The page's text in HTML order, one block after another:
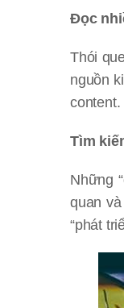
Đọc
Thói
nguồn
content.
Tìm
Những
quan
“phát